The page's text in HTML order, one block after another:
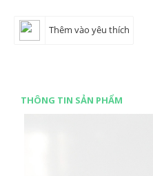
Thêm vào yêu thích
THÔNG TIN SẢN PHẨM